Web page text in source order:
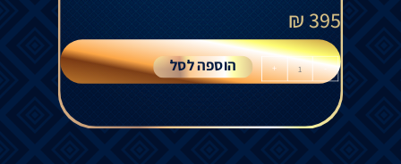
395
₪
-
+ הוספה לסל